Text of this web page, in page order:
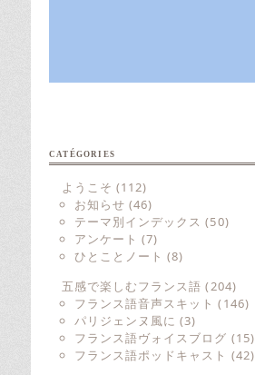
CATÉGORIES
ようこそ (112)
お知らせ (46)
テーマ別インデックス (50)
アンケート (7)
ひとことノート (8)
五感で楽しむフランス語 (204)
フランス語音声スキット (146)
パリジェンヌ風に (3)
フランス語ヴォイスブログ (15)
フランス語ポッドキャスト (42)